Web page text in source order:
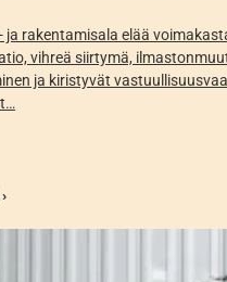
ja rakentamisala elää
vihreä siirtymä,
ja kiristyvät